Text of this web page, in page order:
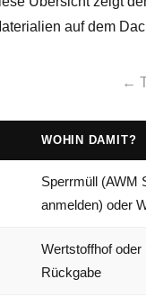
auf dem
←
WOHIN DAMIT?
Sperrmüll (AWM
anmelden) oder
Wertstoffhof
Rückgabe